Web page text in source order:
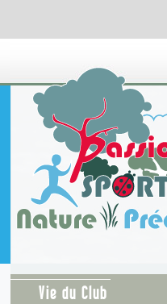
Vie du Club